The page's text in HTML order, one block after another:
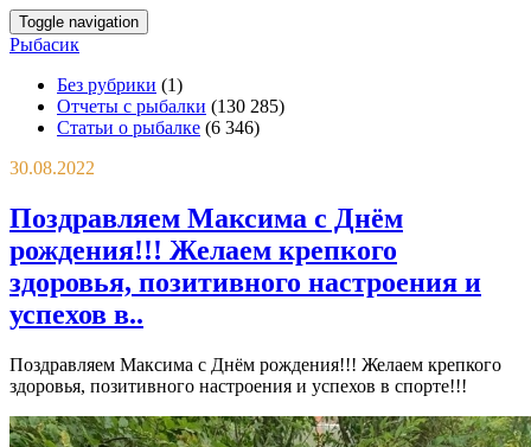
Toggle navigation
Рыбасик
Без рубрики (1)
Отчеты с рыбалки (130 285)
Статьи о рыбалке (6 346)
30.08.2022
Поздравляем Максима с Днём
рождения!!! Желаем крепкого
здоровья, позитивного настроения и
успехов в..
Поздравляем Максима с Днём рождения!!! Желаем крепкого
здоровья, позитивного настроения и успехов в спорте!!!